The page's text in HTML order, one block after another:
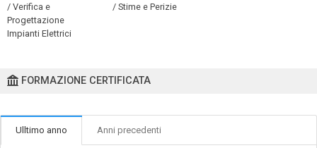
/ Verifica e
Progettazione
Impianti Elettrici
/ Stime e Perizie
FORMAZIONE CERTIFICATA
Ulltimo anno Anni precedenti